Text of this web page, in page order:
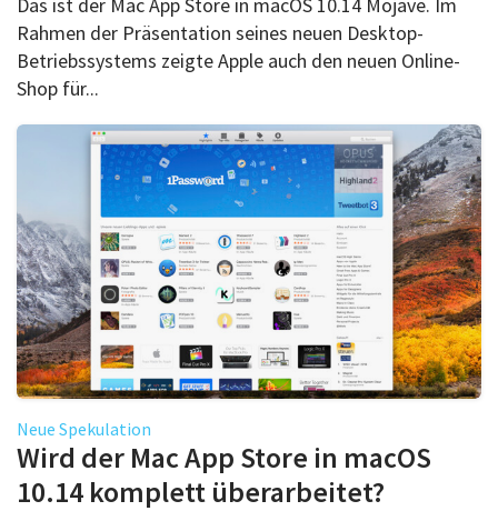
Rahmen der Präsentation seines neuen Desktop-
Betriebssystems zeigte Apple auch den neuen Online-
Shop für...
Neue Spekulation
Wird der Mac App Store in macOS
10.14 komplett überarbeitet?